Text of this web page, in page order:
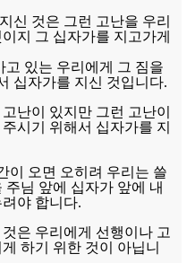
신 것은 그런 고난을 우리
지 그 십자가를 지고가게
고 있는 우리에게 그 짐을
십자가를 지신 것입니다.
난이 있지만 그런 고난이
시기 위해서 십자가를 지
이 오면 오히려 우리는 쓸
님 앞에 십자가 앞에 내
야 합니다.
은 우리에게 선행이나 고
하기 위한 것이 아닙니